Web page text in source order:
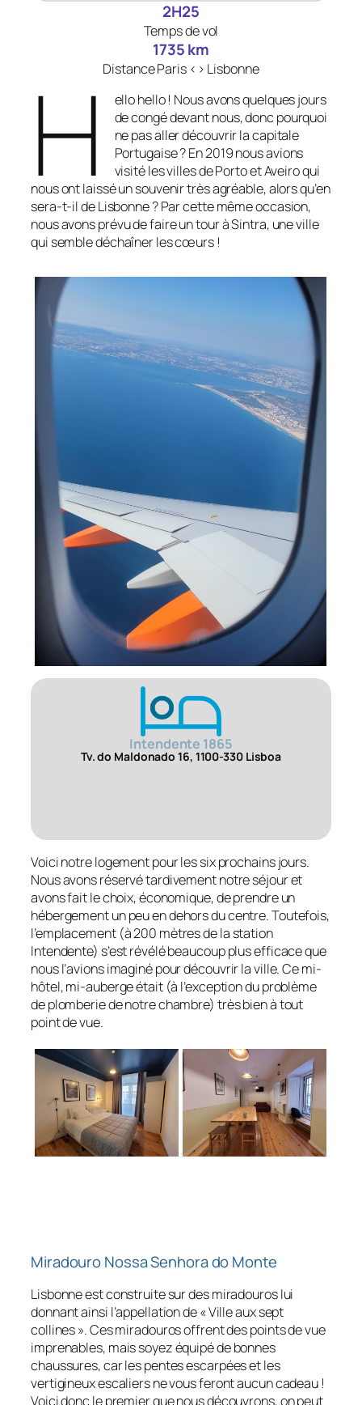
2H25
Temps de vol
1735 km
Distance Paris <> Lisbonne
H
ello hello ! Nous avons quelques jours
de congé devant nous, donc pourquoi
ne pas aller découvrir la capitale
Portugaise ? En 2019 nous avions
visité les villes de Porto et Aveiro qui
nous ont laissé un souvenir très agréable, alors qu’en
sera-t-il de Lisbonne ? Par cette même occasion,
nous avons prévu de faire un tour à Sintra, une ville
qui semble déchaîner les cœurs !
Intendente 1865
Tv. do Maldonado 16, 1100-330 Lisboa
Voici notre logement pour les six prochains jours.
Nous avons réservé tardivement notre séjour et
avons fait le choix, économique, de prendre un
hébergement un peu en dehors du centre. Toutefois,
l’emplacement (à 200 mètres de la station
Intendente) s’est révélé beaucoup plus efficace que
nous l’avions imaginé pour découvrir la ville. Ce mi-
hôtel, mi-auberge était (à l’exception du problème
de plomberie de notre chambre) très bien à tout
point de vue.
Miradouro Nossa Senhora do Monte
Lisbonne est construite sur des miradouros lui
donnant ainsi l’appellation de « Ville aux sept
collines ». Ces miradouros offrent des points de vue
imprenables, mais soyez équipé de bonnes
chaussures, car les pentes escarpées et les
vertigineux escaliers ne vous feront aucun cadeau !
Voici donc le premier que nous découvrons, on peut